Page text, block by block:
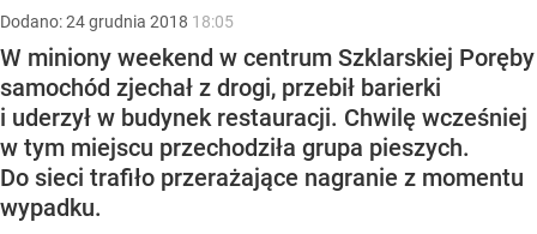
Dodano:24grudnia 2018 18:05
W miniony weekend w centrum Szklarskiej Poręby
samochód zjechał z drogi, przebił barierki
i uderzył w budynek restauracji. Chwilę wcześniej
w tym miejscu przechodziła grupa pieszych.
Do sieci trafiło przerażające nagranie z momentu
wypadku.